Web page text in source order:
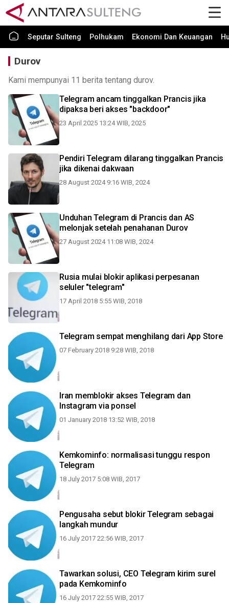
Seputar Sulteng Polhukam Ekonomi Dan Keuangan
Durov
Kami mempunyai 11 berita tentang durov.
Telegram ancam tinggalkan Prancis jika
dipaksa beri akses "backdoor"
23 April 2025 13:24 WIB, 2025
Pendiri Telegram dilarang tinggalkan Prancis
jika dikenai dakwaan
28 August 2024 9:16 WIB, 2024
Unduhan Telegram di Prancis dan AS
melonjak setelah penahanan Durov
27 August 2024 11:08 WIB, 2024
Rusia mulai blokir aplikasi perpesanan
seluler "telegram"
17 April 2018 5:55 WIB, 2018
Telegram sempat menghilang dari App Store
07 February 2018 9:28 WIB, 2018
Iran memblokir akses Telegram dan
Instagram via ponsel
01 January 2018 13:52 WIB, 2018
Kemkominfo: normalisasi tunggu respon
Telegram
18 July 2017 5:08 WIB, 2017
Pengusaha sebut blokir Telegram sebagai
langkah mundur
16 July 2017 22:56 WIB, 2017
Tawarkan solusi, CEO Telegram kirim surel
pada Kemkominfo
16 July 2017 22:55 WIB, 2017